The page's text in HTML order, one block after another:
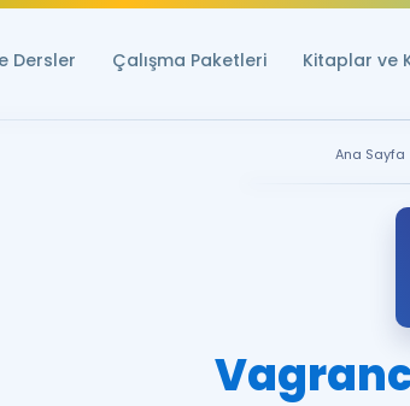
Dersler Çalışma Paketleri Kitaplar ve
Ana Sayfa